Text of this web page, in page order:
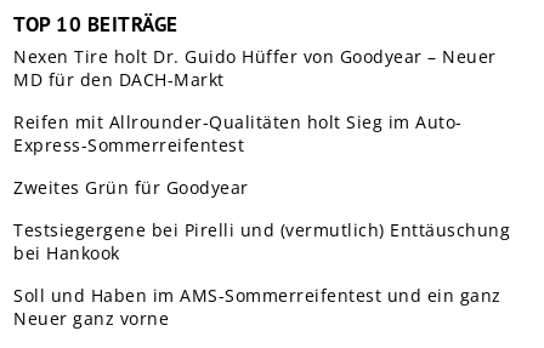
TOP 10 BEITRÄGE
Nexen Tire holt Dr. Guido Hüffer von Goodyear – Neuer
MD für den DACH-Markt
Reifen mit Allrounder-Qualitäten holt Sieg im Auto-
Express-Sommerreifentest
Zweites Grün für Goodyear
Testsiegergene bei Pirelli und (vermutlich) Enttäuschung
bei Hankook
Soll und Haben im AMS-Sommerreifentest und ein ganz
Neuer ganz vorne